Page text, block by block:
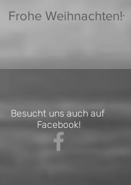
Frohe Weihnachten!🌟
Besucht uns auch auf
Facebook!